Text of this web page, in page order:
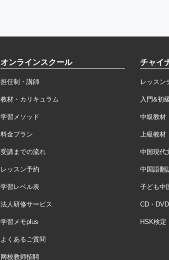
オンラインスクール
担任制・講師
教材・カリキュラム
学習メソッド
料金プラン
受講までの流れ
レッスン予約
学習レベル表
法人研修サービス
学習メモplus
よくあるご質問
网校教师招聘
チャイ
レッスン
入門&初
中級教材
上級教材
中国現代
中国語翻
子ども中
CD・DVD
HSK検定